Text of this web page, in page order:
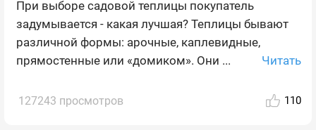
При выборе садовой теплицы покупатель
задумывается - какая лучшая? Теплицы бывают
различной формы: арочные, каплевидные,
прямостенные или «домиком». Они ...
Читать
127243 просмотров 110